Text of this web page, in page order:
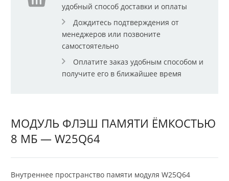
удобный способ доставки и оплаты
Дождитесь подтверждения от
менеджеров или позвоните
самостоятельно
Оплатите заказ удобным способом и
получите его в ближайшее время
МОДУЛЬ ФЛЭШ ПАМЯТИ ЁМКОСТЬЮ
8 МБ — W25Q64
Внутреннее пространство памяти модуля W25Q64